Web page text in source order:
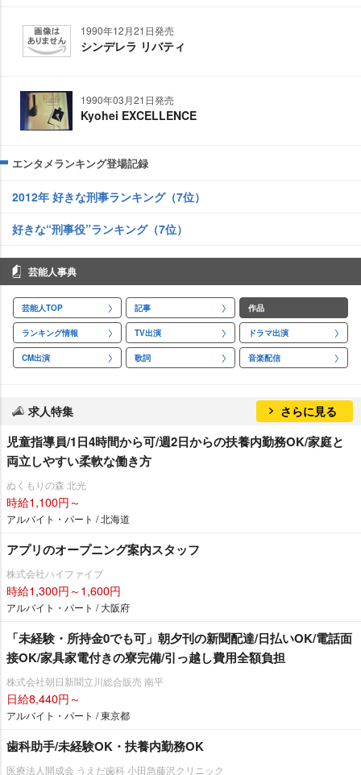
1990年12月21日発売
シンデレラ リバティ
1990年03月21日発売
Kyohei EXCELLENCE
エンタメランキング登場記録
2012年 好きな刑事ランキング（7位）
好きな“刑事役”ランキング（7位）
芸能人事典
芸能人TOP 記事 作品
ランキング情報 TV出演 ドラマ出演
CM出演 歌詞 音楽配信
求人特集 さらに見る
児童指導員/1日4時間から可/週2日からの扶養内勤務OK/家庭と
両立しやすい柔軟な働き方
ぬくもりの森 北光
時給1,100円～
アルバイト・パート / 北海道
アプリのオープニング案内スタッフ
株式会社ハイファイブ
時給1,300円～1,600円
アルバイト・パート / 大阪府
「未経験・所持金0でも可」朝夕刊の新聞配達/日払いOK/電話面
接OK/家具家電付きの寮完備/引っ越し費用全額負担
株式会社朝日新聞立川総合販売 南平
日給8,440円～
アルバイト・パート / 東京都
歯科助手/未経験OK・扶養内勤務OK
医療法人開成会 うえだ歯科 小田急藤沢クリニック